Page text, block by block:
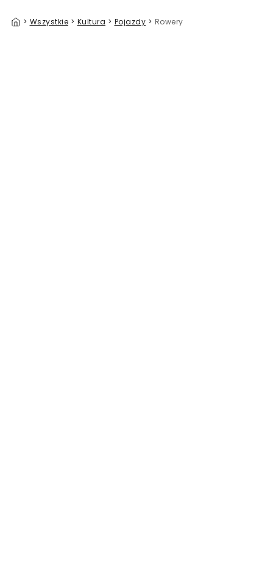
> Wszystkie > Kultura > Pojazdy > Rowery